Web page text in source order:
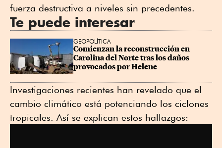
fuerza destructiva a niveles sin precedentes.
Te puede interesar
GEOPOLÍTICA
Comienzan la reconstrucción en
Carolina del Norte tras los daños
provocados por Helene
Investigaciones recientes han revelado que el
cambio climático está potenciando los ciclones
tropicales. Así se explican estos hallazgos: